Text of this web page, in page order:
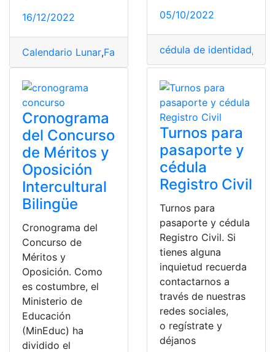
16/12/2022
Calendario Lunar,Fases de la luna,Luna creciente,
05/10/2022
cédula de identidad,
Cronograma
del Concurso
de Méritos y
Oposición
Intercultural
Bilingüe
Cronograma del
Concurso de
Méritos y
Oposición. Como
es costumbre, el
Ministerio de
Educación
(MinEduc) ha
dividido el
Turnos para
pasaporte y
cédula
Registro Civil
Turnos para
pasaporte y cédula
Registro Civil. Si
tienes alguna
inquietud recuerda
contactarnos a
través de nuestras
redes sociales,
o regístrate y
déjanos